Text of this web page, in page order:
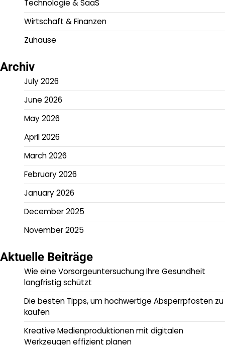
Technologie & SaaS
Wirtschaft & Finanzen
Zuhause
Archiv
July 2026
June 2026
May 2026
April 2026
March 2026
February 2026
January 2026
December 2025
November 2025
Aktuelle Beiträge
Wie eine Vorsorgeuntersuchung Ihre Gesundheit
langfristig schützt
Die besten Tipps, um hochwertige Absperrpfosten zu
kaufen
Kreative Medienproduktionen mit digitalen
Werkzeugen effizient planen